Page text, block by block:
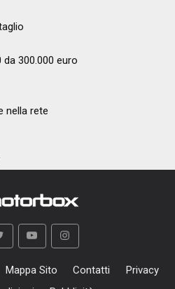
da 300.000 euro
nella rete
Mappa Sito Contatti
Privacy